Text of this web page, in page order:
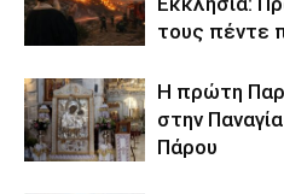
τους πέντε
Η πρώτη
στην
Πάρου